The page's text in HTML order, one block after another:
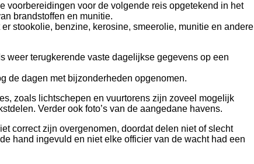
voorbereidingen voor de volgende reis opgetekend in het
brandstoffen en munitie.
stookolie, benzine, kerosine, smeerolie, munitie en andere
weer terugkerende vaste dagelijkse gegevens op een
de dagen met bijzonderheden opgenomen.
zoals lichtschepen en vuurtorens zijn zoveel mogelijk
Verder ook foto’s van de aangedane havens.
correct zijn overgenomen, doordat delen niet of slecht
hand ingevuld en niet elke officier van de wacht had een